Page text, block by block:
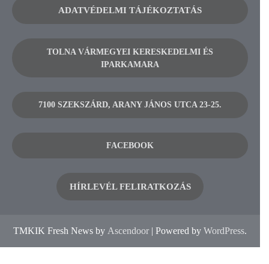
ADATVÉDELMI TÁJÉKOZTATÁS
TOLNA VÁRMEGYEI KERESKEDELMI ÉS
IPARKAMARA
7100 SZEKSZÁRD, ARANY JÁNOS UTCA 23-25.
FACEBOOK
HÍRLEVÉL FELIRATKOZÁS
TMKIK Fresh News by Ascendoor | Powered by WordPress.